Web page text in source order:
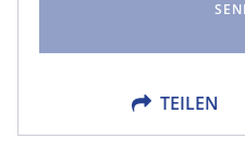
TEILEN
X